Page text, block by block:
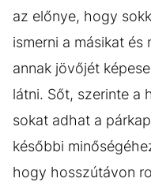
az előnye, hogy
ismerni a másikat
annak jövőjét
látni. Sőt, szerinte a
sokat adhat a
későbbi
hogy hosszútávon